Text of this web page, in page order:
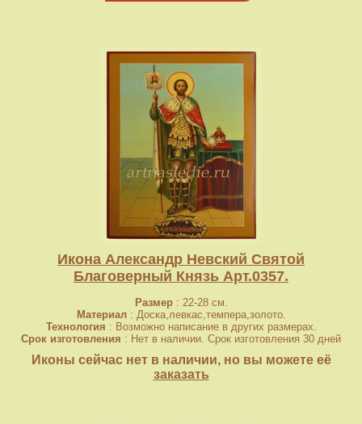
Икона Александр Невский Святой
Благоверный Князь Арт.0357.
Размер: 22-28 см.
Материал: Доска,левкас,темпера,золото.
Технология : Возможно написание в других размерах.
Срок изготовления : Нет в наличии. Срок изготовления 30 дней
Иконы сейчас нет в наличии, но вы можете её
заказать